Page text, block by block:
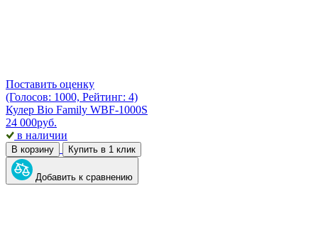
Поставить оценку
(Голосов: 1000, Рейтинг: 4)
Кулер Bio Family WBF-1000S
24 000руб.
в наличии
В корзину Купить в 1 клик
Добавить к сравнению